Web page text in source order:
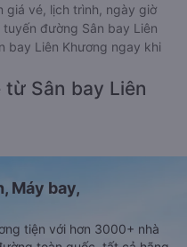
đi Quận 9 vẫn chưa
thông báo cho các bạn
vé, lịch trình, ngày giờ
đường Sân bay Liên
Liên Khương ngay khi
Sân bay Liên